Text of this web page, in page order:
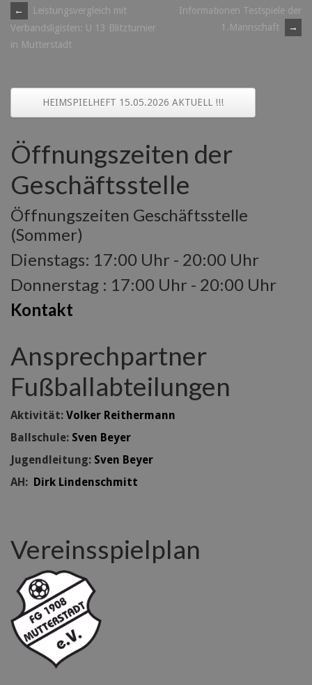
Post
navigation
←
Leistungsvergleich mit
Verbandsligisten: U 13 Blitzturnier
in Mutterstadt
Informationen Testspiele der
1.Mannschaft
→
HEIMSPIELHEFT 15.05.2026 AKTUELL !!!
Öffnungszeiten der
Geschäftsstelle
Öffnungszeiten Geschäftsstelle
(Sommer)
Dienstags: 17:00 Uhr - 20:00 Uhr
Donnerstag : 17:00 Uhr - 20:00 Uhr
Kontakt
Ansprechpartner
Fußballabteilungen
Aktivität: Volker Reithermann
Ballschule: Sven Beyer
Jugendleitung: Sven Beyer
AH: Dirk Lindenschmitt
Vereinsspielplan